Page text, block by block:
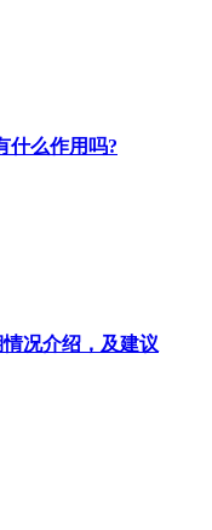
什么作用吗?
况介绍，及建议